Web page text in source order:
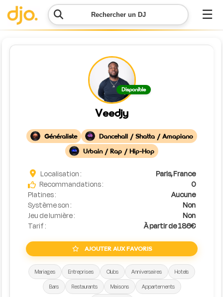
Rechercher un DJ ☰
Menu
ma
demande
de prix
Disponible
Veedjy
Généraliste
Dancehall / Shatta / Amapiano
Urbain / Rap / Hip-Hop
Localisation :
Paris, France
Recommandations :
0
Platines :
Aucune
Système son :
Non
Jeu de lumière :
Non
Tarif :
À partir de 186€
AJOUTER AUX FAVORIS
Mariages Entreprises Clubs Anniversaires
Hotels
Bars
Restaurants Maisons
Appartements